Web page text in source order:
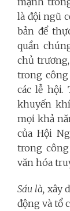
là đội ngũ
bản để
quần
chủ
trong công
các lễ hội.
khuyến
mọi khả
của Hội
trong
văn hóa
Sáu là, xây
động và tổ